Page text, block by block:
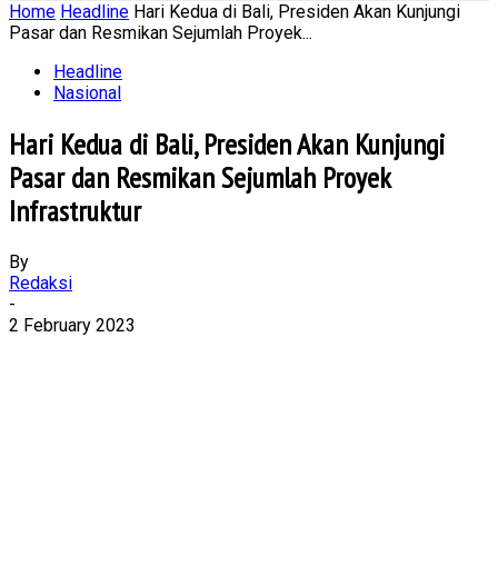
Home Headline Hari Kedua di Bali, Presiden Akan Kunjungi
Pasar dan Resmikan Sejumlah Proyek...
Headline
Nasional
Hari Kedua di Bali, Presiden Akan Kunjungi
Pasar dan Resmikan Sejumlah Proyek
Infrastruktur
By
Redaksi
-
2 February 2023